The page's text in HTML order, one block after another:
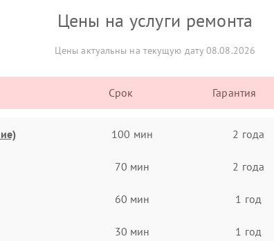
Цены на услуги ремонта
Цены актуальны на текущую дату 08.08.2026
Срок Гарантия
100 мин 2 года
70 мин 2 года
60 мин 1 год
30 мин 1 год